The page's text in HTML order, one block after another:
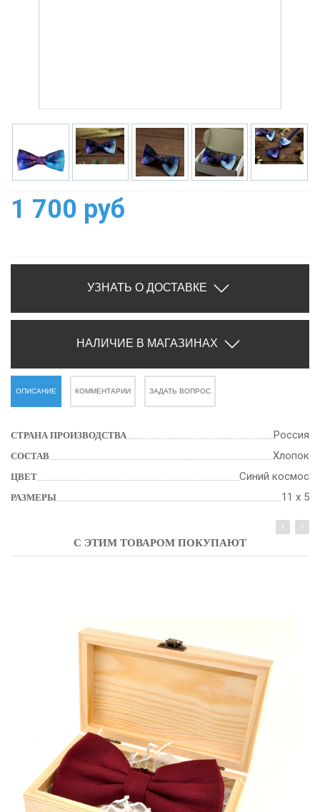
1 700 руб
УЗНАТЬ О ДОСТАВКЕ
НАЛИЧИЕ В МАГАЗИНАХ
ОПИСАНИЕ КОММЕНТАРИИ ЗАДАТЬ ВОПРОС
СТРАНА ПРОИЗВОДСТВА Россия
СОСТАВ Хлопок
ЦВЕТ Синий космос
РАЗМЕРЫ 11 х 5
С ЭТИМ ТОВАРОМ ПОКУПАЮТ